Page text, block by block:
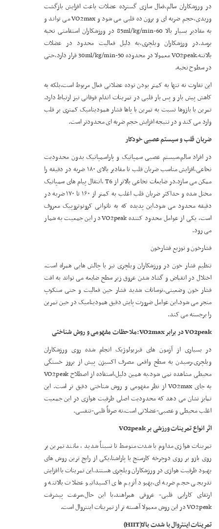
در ورزشکاران سالم،فعال سازی گسترده عضلات باعث افزایش بازگشت
وریدی،حجم ضربه ای و برون ده قلبی می شود و VO2max می تواند و
به مقادیر بسیار بالا 60-85ml/kg/min در ورزشکاران استقامتی نخبه
برسد.در ورزشکاران ویلچری،به دلیل فعالیت محدود در عضلات
بالاتنه،VO2peak معمولا در محدوده 50-30ml/kg/min قرار دارد،حتی
در سطوح نخبه.
این تفاوت نه تنها به کمتر بودن توده عضلانی فعال مربوط است،بلکه به
کاهش پیش بار و پس بار قلبی در تمرینات اندام فوقانی نیز ارتباط دارد.
تمرین با بازوها نسبت به تمرین با پاها فشار همودینامیک کمتری بر قلب
وارد می کند و در نتیجه افزایش حجم ضربه ای محدودتر است.
ضربان قلب و سیستم عصبی خودکار
در افراد سالم،سیستم عصبی سمپاتیک و پاراسمپاتیک بدون محدودیت
نخاعی،افزایش مناسب ضربان قلب تا مقادیر بالای ۱۸۰ ضربه در دقیقه را
ممکن می سازد.در ضایعات نخاعی بالاتر از T6 ،انتقال پیام های سمپاتیک
مختل شده و حداکثر ضربان قلب اغلب به کمتر از ۱۶۰ تا ۱۷۰ ضربه در
دقیقه محدود می شود.این پدیده که به ناتوانی کرونوتروپیک معروف
است، یکی از عوامل محدود کننده VO2peak در این جمعیت به شمار
می رود.
فشارخون و توزیع فشارخون
تنظیم فشار خون در ورزشکاران ویلچری نیز با چالش هایی همراه است.
اختلال در انقباض و گشاد شدن عروق زیر سطح ضایعه می تواند به افت
فشار خون وضعیتی،نوسانات شدید فشار حین فعالیت و حتی سنکوپ
منجر می شود.این عوامل ضرورت پایش دقیق همودینامیک در حین تمرین
را برجسته می کند.
VO2peakدر برابرVO2max:ملاحظات مفهومی و روش شناختی
در بسیاری از آزمون های فیزیولوژیک انجام شده روی ورزشکاران
ویلچری،رسیدن به سطح واقعی مصرف اکسیژن پیش از بروز خستگی
محیطی مشاهده نمی شود.به همین دلیل،استفاده از اصطلاح VO2peak
به جای VO2max از نظر مفهومی و روش شناختی دقیق تر است. این
تمایز نشان می دهد که محدودیت اصلی ظرفیت هوازی در این جمعیت
اغلب محیطی و عصبی-عضلانی است،نه صرفاً قلبی-تنفسی.
اثر انواع تمرینات ورزشی برVO2peak
تمرینات هوازی مداوم با شدت متوسط تا نسبتاً شدید ، مانند تمرین بر
روی بازو بر روی دوچرخه کارسنج یا پاراشنا،یکی از رایج ترین روش های
بهبود ظرفیت هوازی در ورزشکاران ویلچری هستند.این تمرینات با افزایش
تدریجی حجم ضربه ای،بهبود آنزیم های اکسیداتیو عضلات بالاتنه و
ارتقای کارایی قلبی- عروقی همراهند.با این حال،سرعت پیشرفت
VO2peak در این روش معمولا آهسته تر از تمرینات اینتروال است.
تمرینات اینتروال با شدت بالا(HIIT
)